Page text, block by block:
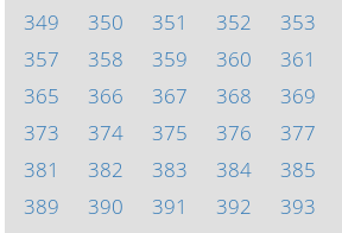
349
350 351 352 353
357
358 359 360 361
365
366 367 368 369
373
374 375 376 377
381
382 383 384 385
389
390 391 392 393